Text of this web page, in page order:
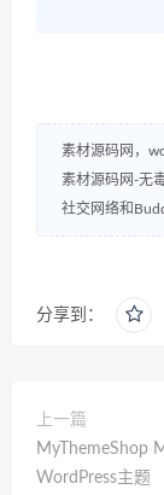
素材源码网，
素材源码网-无
社交网络和
分享到：
上一篇
MyThemeShop
WordPress主题